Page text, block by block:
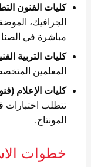
كليات الفنون
الجرافيك،
مباشرة في
كليات التربية
المعلمين
كليات الإعلام
تتطلب اختبارات
المونتاج.
خطوات